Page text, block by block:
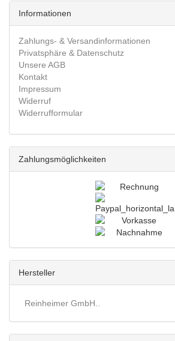
Informationen
Zahlungs- & Versandinformationen
Privatsphäre & Datenschutz
Unsere AGB
Kontakt
Impressum
Widerruf
Widerrufformular
Zahlungsmöglichkeiten
Hersteller
Reinheimer GmbH..